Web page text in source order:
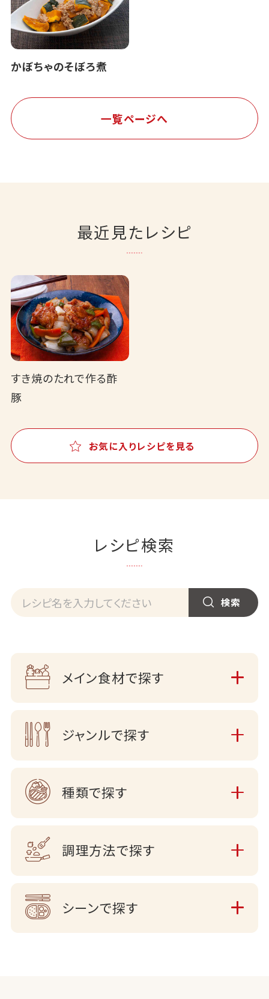
かぼちゃのそぼろ煮
一覧ページへ
最近見たレシピ
すき焼のたれで作る酢
豚
お気に入りレシピを見る
レシピ検索
メイン食材で探す
ジャンルで探す
種類で探す
調理方法で探す
シーンで探す